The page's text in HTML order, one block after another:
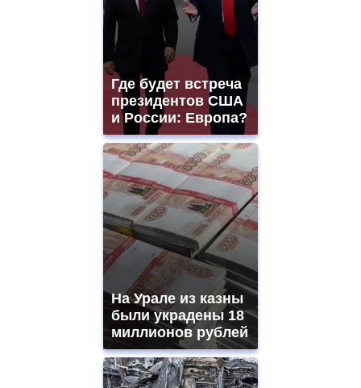
Где будет встреча
президентов США
и России: Европа?
На Урале из казны
были украдены 18
миллионов рублей